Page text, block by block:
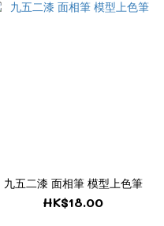
九五二漆 面相筆 模型上色筆
HK$18.00